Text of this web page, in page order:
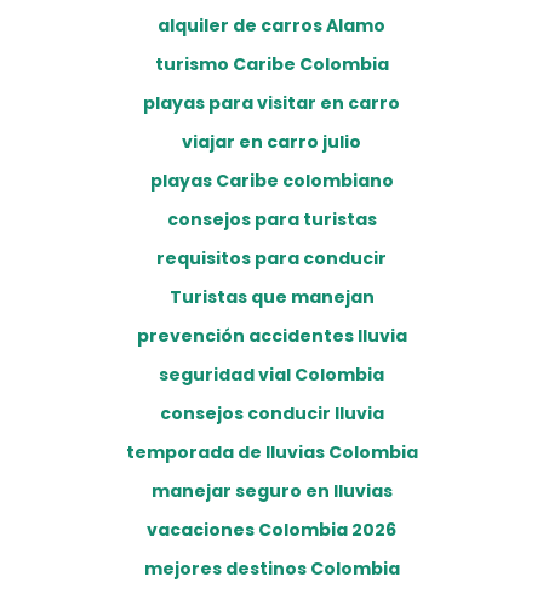
alquiler de carros Alamo
turismo Caribe Colombia
playas para visitar en carro
viajar en carro julio
playas Caribe colombiano
consejos para turistas
requisitos para conducir
Turistas que manejan
prevención accidentes lluvia
seguridad vial Colombia
consejos conducir lluvia
temporada de lluvias Colombia
manejar seguro en lluvias
vacaciones Colombia 2026
mejores destinos Colombia